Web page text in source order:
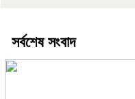
সর্বশেষ সংবাদ